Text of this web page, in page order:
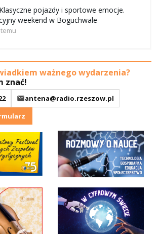
Klasyczne pojazdy i sportowe emocje.
weekend w Boguchwale
ważnego wydarzenia?
znać!
antena@radio.rzeszow.pl